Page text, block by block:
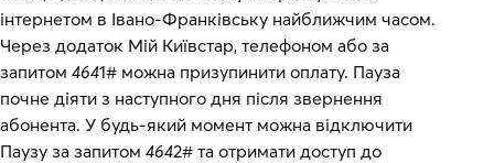
інтернетом в Івано-Франківську найближчим часом.
Через додаток Мій Київстар, телефоном або за
запитом 4641# можна призупинити оплату. Пауза
почне діяти з наступного дня після звернення
абонента. У будь-який момент можна відключити
Паузу за запитом 4642# та отримати доступ до